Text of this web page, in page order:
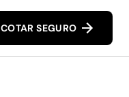
COTAR SEGURO